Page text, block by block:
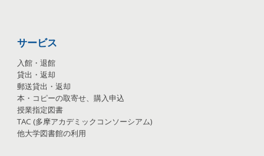
サービス
入館・退館
貸出・返却
郵送貸出・返却
本・コピーの取寄せ、購入申込
授業指定図書
TAC (多摩アカデミックコンソーシアム)
他大学図書館の利用